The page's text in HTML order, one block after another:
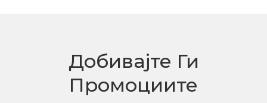
Добивајте Ги
Промоциите